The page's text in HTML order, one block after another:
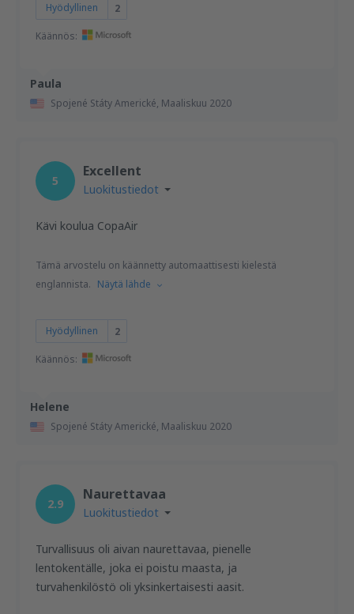
Paula
Spojené Státy Americké, Maaliskuu 2020
Hyödyllinen 2
Käännös:
Helene
Spojené Státy Americké, Maaliskuu 2020
5
Excellent
Luokitustiedot
Kävi koulua CopaAir
Tämä arvostelu on käännetty automaattisesti kielestä
englannista. Näytä lähde
Hyödyllinen 2
Käännös:
2.9
Naurettavaa
Luokitustiedot
Turvallisuus oli aivan naurettavaa, pienelle
lentokentälle, joka ei poistu maasta, ja
turvahenkilöstö oli yksinkertaisesti aasit.